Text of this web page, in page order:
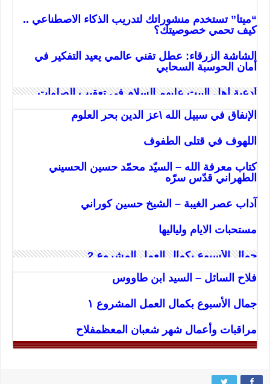
“ميتا” تستخدم منشوراتك لتدريب الذكاء الاصطناعي ..
كيف تحمي خصوصيتك؟
الشاشة الزرقاء: عطل تقني عالمي يعيد التفكير في
أمان الحوسبة السحابي
أدعية أهل البيت عليهم السلام في تعقيب الصلوات
الإنفاق في سبيل الله \عز الدين بحر العلوم
اللهوف في قتلى الطفوف
كتاب معرفة الله – السيّد محمّد حسين‌ الحسيني
الطهراني قدّس سرّه
آداب عصر الغيبة – الشيخ حسين كوراني
مستحبات الايام ولياليها
جمال الأسبوع بكمال العمل المشروع 2
فلاح السائل – السيد ابن طاووس
جمال الأسبوع بكمال العمل المشروع ١
مراقبات وأعمال شهر شعبان المعظمفلاح